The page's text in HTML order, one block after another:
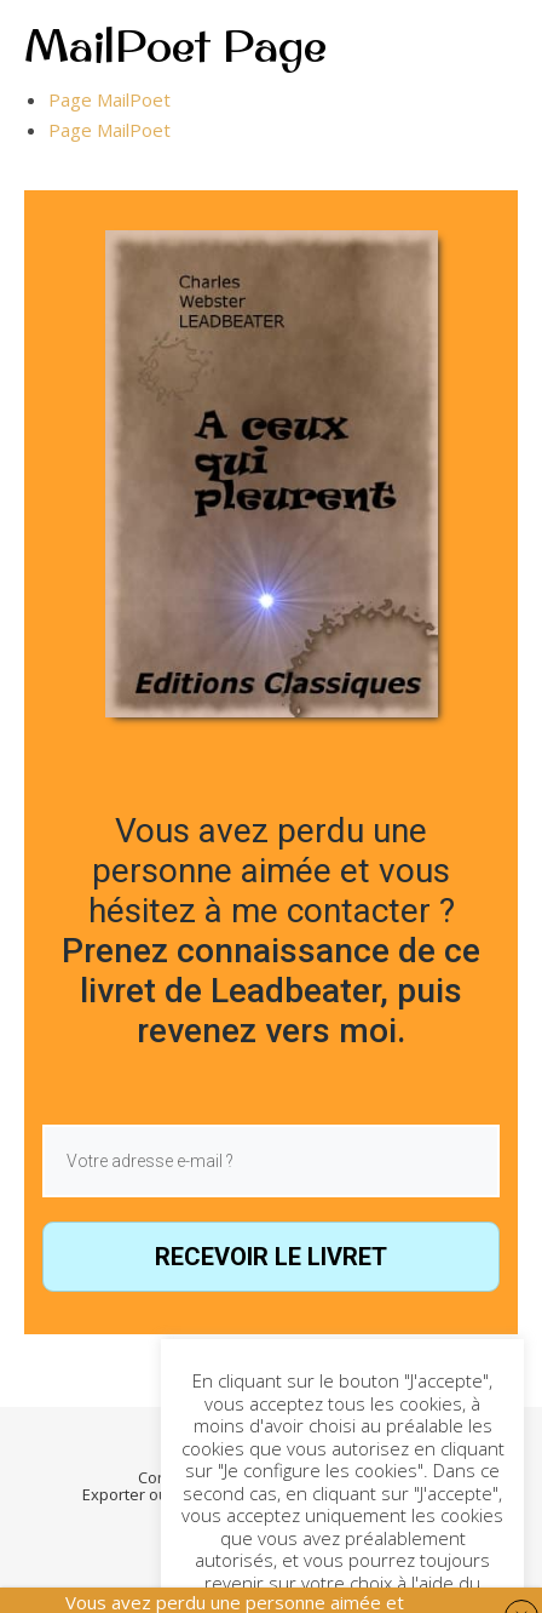
MailPoet Page
Page MailPoet
Page MailPoet
Vous avez perdu une
personne aimée et vous
hésitez à me contacter ?
Prenez connaissance de ce
livret de Leadbeater, puis
revenez vers moi.
Générer un nouvel alias
Générer un nouvel alias
Générer un nouvel alias
Générer un nouvel alias
Générer un nouvel alias
Générer un nouvel alias
Générer un nouvel alias
RECEVOIR LE LIVRET
2026
Contact Politique de confidentialité
Exporter ou supprimer mes données personnelles
Gestion des cookies
En cliquant sur le bouton "J'accepte",
vous acceptez tous les cookies, à
moins d'avoir choisi au préalable les
cookies que vous autorisez en cliquant
sur "Je configure les cookies". Dans ce
second cas, en cliquant sur "J'accepte",
vous acceptez uniquement les cookies
que vous avez préalablement
autorisés, et vous pourrez toujours
revenir sur votre choix à l'aide du
bouton en bas à gauche de l'écran.
Vous avez perdu une personne aimée et